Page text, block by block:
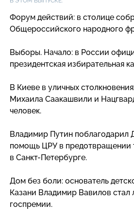
Форум действий: в столице
Общероссийского народного
Выборы. Начало: в России
президентская избирательная
В Киеве в уличных
Михаила Саакашвили и
человек.
Владимир Путин поблагодарил
помощь ЦРУ в предотвращении
в Санкт-Петербурге.
Дом без боли: основатель
Казани Владимир Вавилов стал
госпремии.